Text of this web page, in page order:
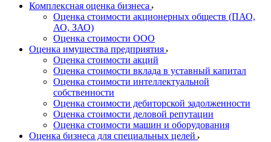
Комплексная оценка бизнеса
Оценка стоимости акционерных обществ (ПАО,
АО, ЗАО)
Оценка стоимости ООО
Оценка имущества предприятия
Оценка стоимости акций
Оценка стоимости вклада в уставный капитал
Оценка стоимости интеллектуальной
собственности
Оценка стоимости дебиторской задолженности
Оценка стоимости деловой репутации
Оценка стоимости машин и оборудования
Оценка бизнеса для специальных целей